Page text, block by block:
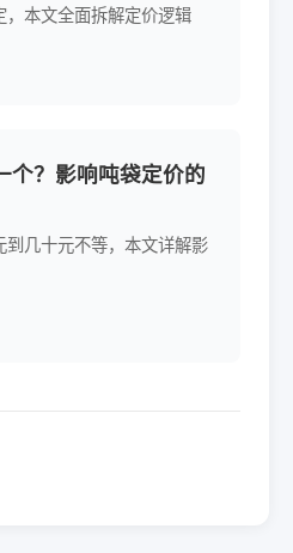
，本文全面拆解定价逻辑
个？影响吨袋定价的
到几十元不等，本文详解影